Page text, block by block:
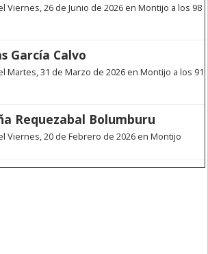
Viernes, 26 de Junio de 2026 en Montijo a los 98
García Calvo
Martes, 31 de Marzo de 2026 en Montijo a los 91
Requezabal Bolumburu
Viernes, 20 de Febrero de 2026 en Montijo